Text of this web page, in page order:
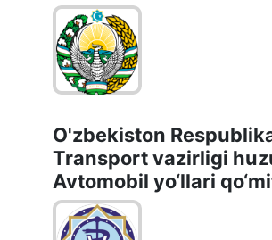
O'zbekiston
Transport vazirligi
Avtomobil yo‘llari